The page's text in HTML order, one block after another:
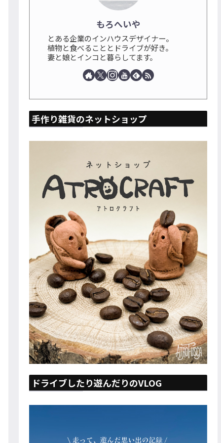
もろへいや
とある企業のインハウスデザイナー。
植物と食べることとドライブが好き。
妻と娘とインコと暮らしてます。
手作り雑貨のネットショップ
ドライブしたり遊んだりのVLOG